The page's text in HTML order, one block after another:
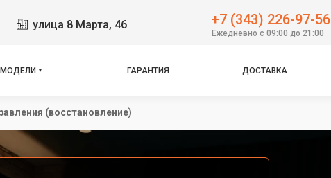
улица 8 Марта, 46 +7 (343) 226-97-56
Ежедневно с 09:00 до 21:00
МОДЕЛИ ГАРАНТИЯ ДОСТАВКА
(восстановление)